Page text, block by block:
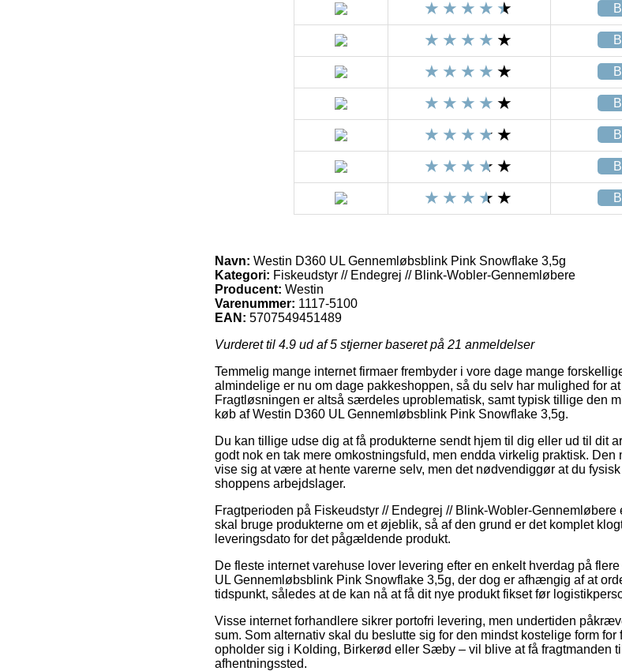
Navn: Westin D360 UL Gennemløbsblink Pink Snowflake 3,5g
Kategori: Fiskeudstyr // Endegrej // Blink-Wobler-Gennemløbere
Producent: Westin
Varenummer: 1117-5100
EAN: 5707549451489
Vurderet til 4.9 ud af 5 stjerner baseret på 21 anmeldelser
Temmelig mange internet firmaer frembyder i vore dage mange
almindelige er nu om dage pakkeshoppen, så du selv har mulighed for
Fragtløsningen er altså særdeles uproblematisk, samt typisk tillige den
køb af Westin D360 UL Gennemløbsblink Pink Snowflake 3,5g.
Du kan tillige udse dig at få produkterne sendt hjem til dig eller ud til dit
godt nok en tak mere omkostningsfuld, men endda virkelig praktisk. Den
vise sig at være at hente varerne selv, men det nødvendiggør at du
shoppens arbejdslager.
Fragtperioden på Fiskeudstyr // Endegrej // Blink-Wobler-
skal bruge produkterne om et øjeblik, så af den grund er det komplet
leveringsdato for det pågældende produkt.
De fleste internet varehuse lover levering efter en enkelt hverdag på
UL Gennemløbsblink Pink Snowflake 3,5g, der dog er afhængig af at
tidspunkt, således at de kan nå at få dit nye produkt fikset før
Visse internet forhandlere sikrer portofri levering, men undertiden
sum. Som alternativ skal du beslutte sig for den mindst kostelige form for
opholder sig i Kolding, Birkerød eller Sæby – vil blive at få fragtmanden
afhentningssted.